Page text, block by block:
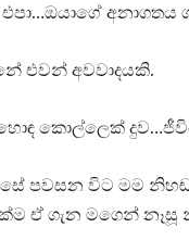
එවන් අවවාදයකි.
කොල්ලෙක්
පවසන විට මම
ඒ ගැන මගෙන් නෑසූ